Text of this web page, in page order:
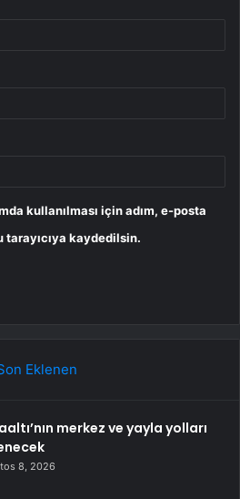
kullanılması için adım, e-posta
tarayıcıya kaydedilsin.
Eklenen
merkez ve yayla yolları
8, 2026